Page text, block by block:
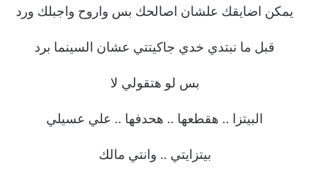
يمكن اضايقك علشان اصالحك بس واروح واجبلك ورد
قبل ما نبتدي خدي جاكيتتي عشان السينما برد
بس لو هتقولي لا
البيتزا .. هقطعها .. هحدفها .. علي عسيلي
بيتزايتي .. وانتي مالك